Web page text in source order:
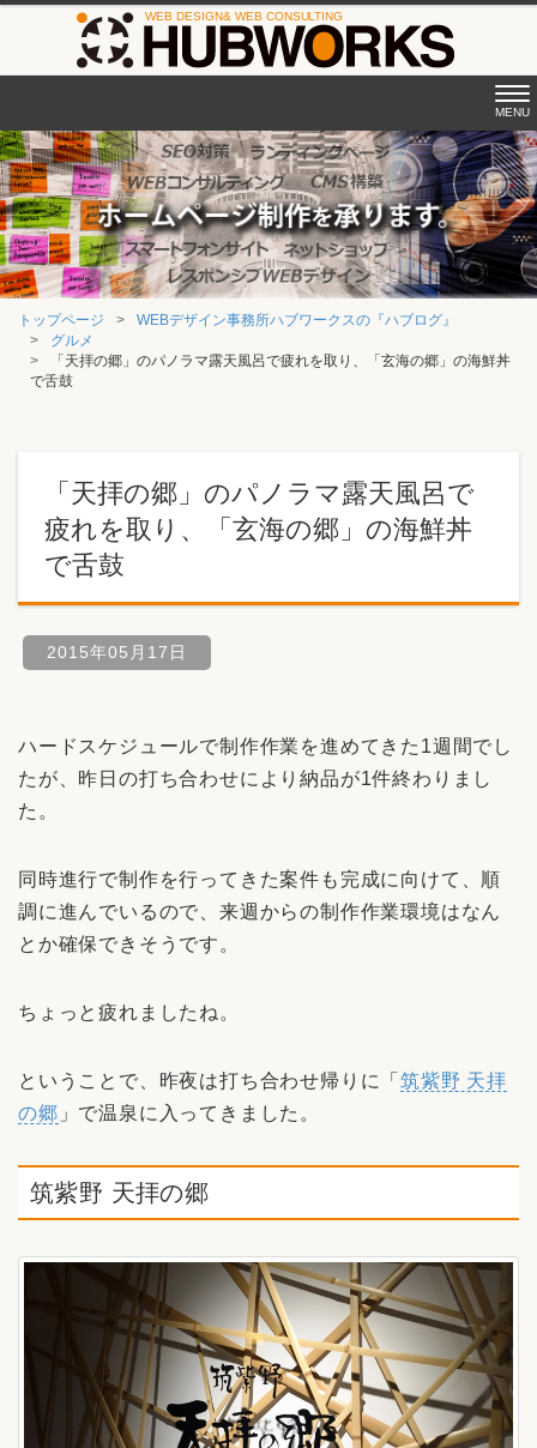
MENU
トップページ
WEBデザイン事務所ハブワークスの『ハブログ』
グルメ
「天拝の郷」のパノラマ露天風呂で疲れを取り、「玄海の郷」の海鮮丼
で舌鼓
「天拝の郷」のパノラマ露天風呂で
疲れを取り、「玄海の郷」の海鮮丼
で舌鼓
2015年05月17日
ハードスケジュールで制作作業を進めてきた1週間でし
たが、昨日の打ち合わせにより納品が1件終わりまし
た。
同時進行で制作を行ってきた案件も完成に向けて、順
調に進んでいるので、来週からの制作作業環境はなん
とか確保できそうです。
ちょっと疲れましたね。
ということで、昨夜は打ち合わせ帰りに「筑紫野 天拝
の郷 」で温泉に入ってきました。
筑紫野 天拝の郷